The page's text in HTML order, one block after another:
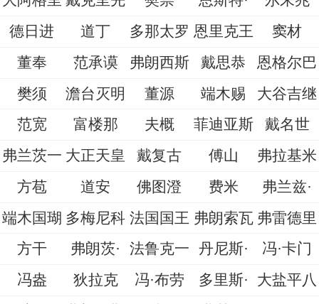
德日进
道丁 多那太罗 恩里克王
窦材
董奉
范承谟 弗朗西斯 戴思恭
恩格尔巴
樊须
澹台灭明 董源 端木赐
大谷吉继
范宽
富楼那 夫概 菲迪亚斯
戴名世
弗兰茨一 大正天皇 戴复古 傅山
弗拉基米
方苞
道安 佛图澄 费米
弗兰兹·
端木国瑚 多梅尼科 法国国王 弗朗索瓦 弗雷德里
方干
弗朗茨· 法鲁克一 丹尼斯·
冯·卡门
冯盎
狄拉克 冯·布劳 多里斯·
大盐平八